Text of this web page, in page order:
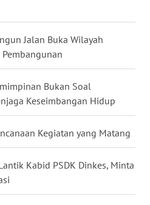
Jalan Buka Wilayah
Bukan Soal
Keseimbangan Hidup
Kegiatan yang Matang
Kabid PSDK Dinkes, Minta